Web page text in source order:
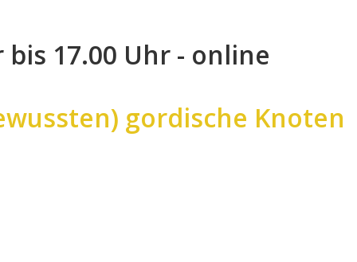
17.00 Uhr - online
gordische Knoten